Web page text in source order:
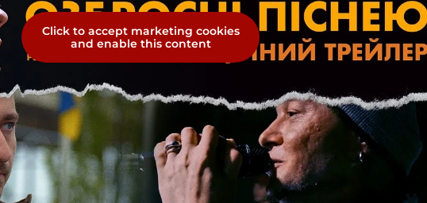
Click to accept marketing cookies
and enable this content